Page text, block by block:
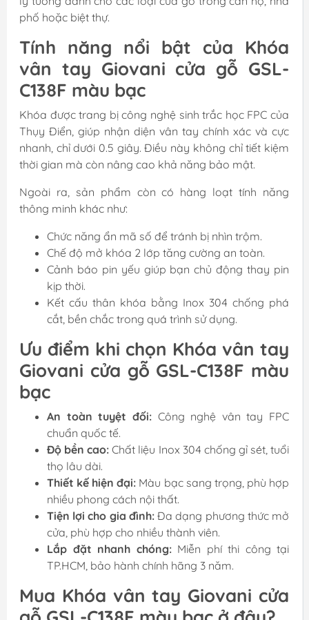
phố hoặc biệt thự.
Tính năng nổi bật của Khóa
vân tay Giovani cửa gỗ GSL-
C138F màu bạc
Khóa được trang bị công nghệ sinh trắc học FPC của
Thụy Điển, giúp nhận diện vân tay chính xác và cực
nhanh, chỉ dưới 0.5 giây. Điều này không chỉ tiết kiệm
thời gian mà còn nâng cao khả năng bảo mật.
Ngoài ra, sản phẩm còn có hàng loạt tính năng
thông minh khác như:
Chức năng ẩn mã số để tránh bị nhìn trộm.
Chế độ mở khóa 2 lớp tăng cường an toàn.
Cảnh báo pin yếu giúp bạn chủ động thay pin
kịp thời.
Kết cấu thân khóa bằng Inox 304 chống phá
cắt, bền chắc trong quá trình sử dụng.
Ưu điểm khi chọn Khóa vân tay
Giovani cửa gỗ GSL-C138F màu
bạc
An toàn tuyệt đối: Công nghệ vân tay FPC
chuẩn quốc tế.
Độ bền cao:Chất liệu Inox 304 chống gỉ sét, tuổi
thọ lâu dài.
Thiết kế hiện đại: Màu bạc sang trọng, phù hợp
nhiều phong cách nội thất.
Tiện lợi cho gia đình:Đa dạng phương thức mở
cửa, phù hợp cho nhiều thành viên.
Lắp đặt nhanh chóng:Miễn phí thi công tại
TP.HCM, bảo hành chính hãng 3 năm.
Mua Khóa vân tay Giovani cửa